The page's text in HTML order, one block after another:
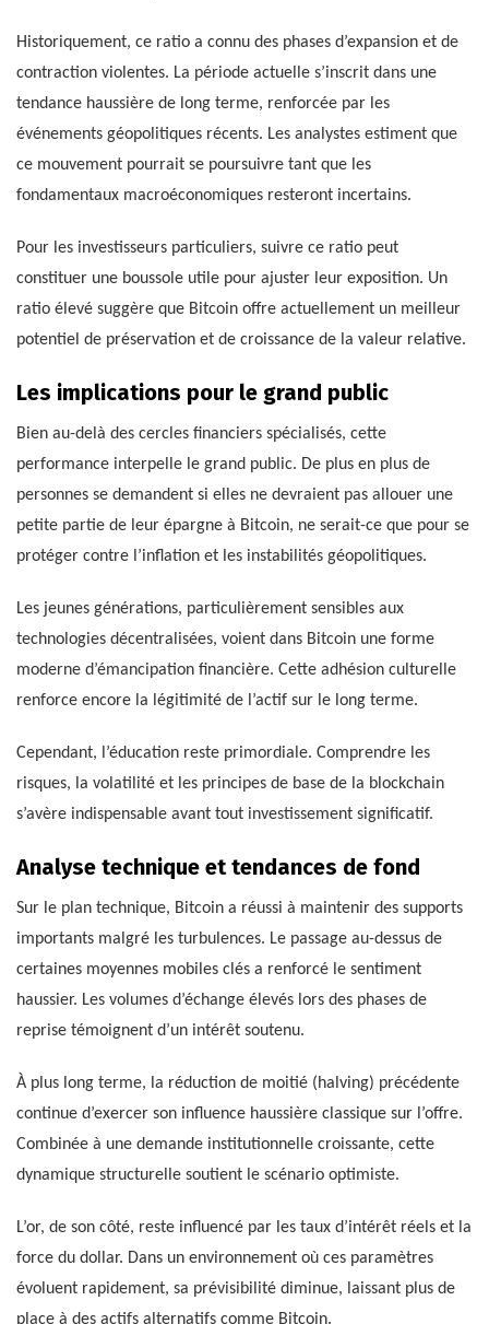
Historiquement, ce ratio a connu des phases d’expansion et de
contraction violentes. La période actuelle s’inscrit dans une
tendance haussière de long terme, renforcée par les
événements géopolitiques récents. Les analystes estiment que
ce mouvement pourrait se poursuivre tant que les
fondamentaux macroéconomiques resteront incertains.
Pour les investisseurs particuliers, suivre ce ratio peut
constituer une boussole utile pour ajuster leur exposition. Un
ratio élevé suggère que Bitcoin offre actuellement un meilleur
potentiel de préservation et de croissance de la valeur relative.
Les implications pour le grand public
Bien au-delà des cercles financiers spécialisés, cette
performance interpelle le grand public. De plus en plus de
personnes se demandent si elles ne devraient pas allouer une
petite partie de leur épargne à Bitcoin, ne serait-ce que pour se
protéger contre l’inflation et les instabilités géopolitiques.
Les jeunes générations, particulièrement sensibles aux
technologies décentralisées, voient dans Bitcoin une forme
moderne d’émancipation financière. Cette adhésion culturelle
renforce encore la légitimité de l’actif sur le long terme.
Cependant, l’éducation reste primordiale. Comprendre les
risques, la volatilité et les principes de base de la blockchain
s’avère indispensable avant tout investissement significatif.
Analyse technique et tendances de fond
Sur le plan technique, Bitcoin a réussi à maintenir des supports
importants malgré les turbulences. Le passage au-dessus de
certaines moyennes mobiles clés a renforcé le sentiment
haussier. Les volumes d’échange élevés lors des phases de
reprise témoignent d’un intérêt soutenu.
À plus long terme, la réduction de moitié (halving) précédente
continue d’exercer son influence haussière classique sur l’offre.
Combinée à une demande institutionnelle croissante, cette
dynamique structurelle soutient le scénario optimiste.
L’or, de son côté, reste influencé par les taux d’intérêt réels et la
force du dollar. Dans un environnement où ces paramètres
évoluent rapidement, sa prévisibilité diminue, laissant plus de
place à des actifs alternatifs comme Bitcoin.